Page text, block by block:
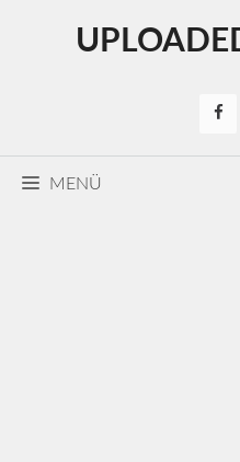
MENÜ